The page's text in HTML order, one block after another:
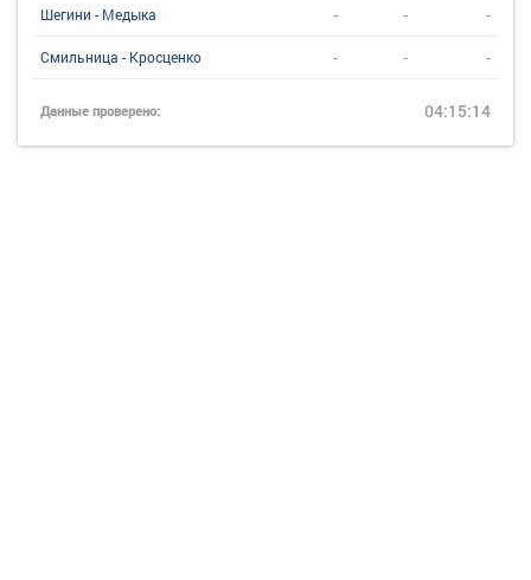
Шегини - Медыка - - -
Смильница - Кросценко - - -
Данные проверено: 04:15:14